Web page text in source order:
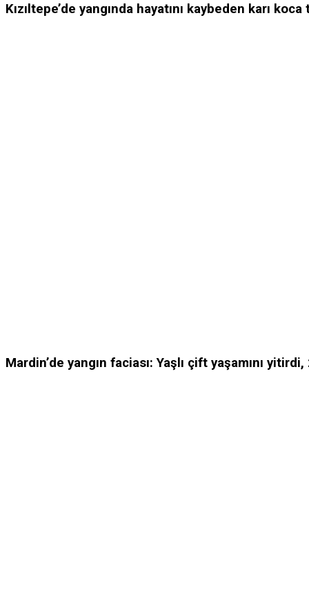
Kızıltepe’de yangında hayatını kaybeden karı
Mardin’de yangın faciası: Yaşlı çift yaşamını yitirdi,